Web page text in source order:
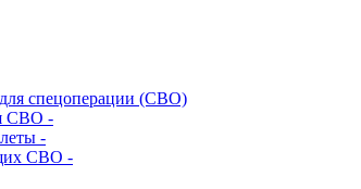
спецоперации (СВО)
СВО -
-
СВО -